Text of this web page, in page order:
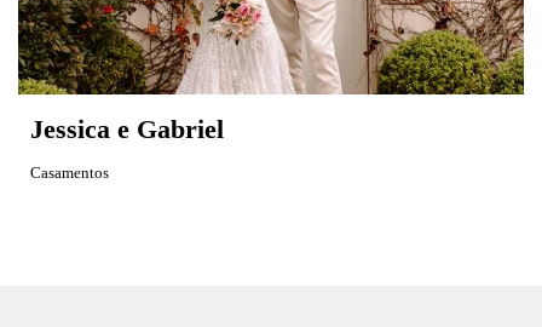
Jessica e Gabriel
Casamentos